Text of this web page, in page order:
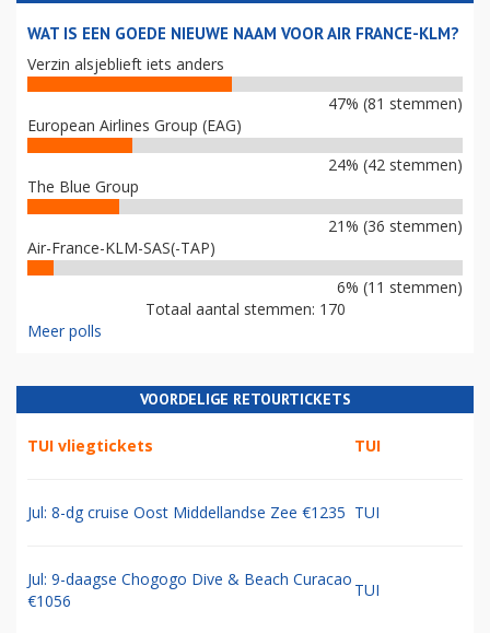
WAT IS EEN GOEDE NIEUWE NAAM VOOR AIR FRANCE-KLM?
Verzin alsjeblieft iets anders
47% (81 stemmen)
European Airlines Group (EAG)
24% (42 stemmen)
The Blue Group
21% (36 stemmen)
Air-France-KLM-SAS(-TAP)
6% (11 stemmen)
Totaal aantal stemmen: 170
Meer polls
VOORDELIGE RETOURTICKETS
TUI vliegtickets TUI
Jul: 8-dg cruise Oost Middellandse Zee €1235 TUI
Jul: 9-daagse Chogogo Dive & Beach Curacao
€1056
TUI